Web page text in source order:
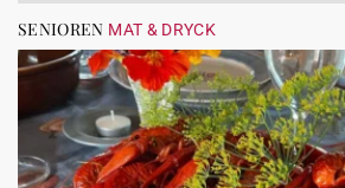
SENIOREN MAT & DRYCK